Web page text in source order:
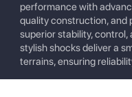
performance with
quality construction, and
superior stability,
stylish shocks deliver a
terrains, ensuring